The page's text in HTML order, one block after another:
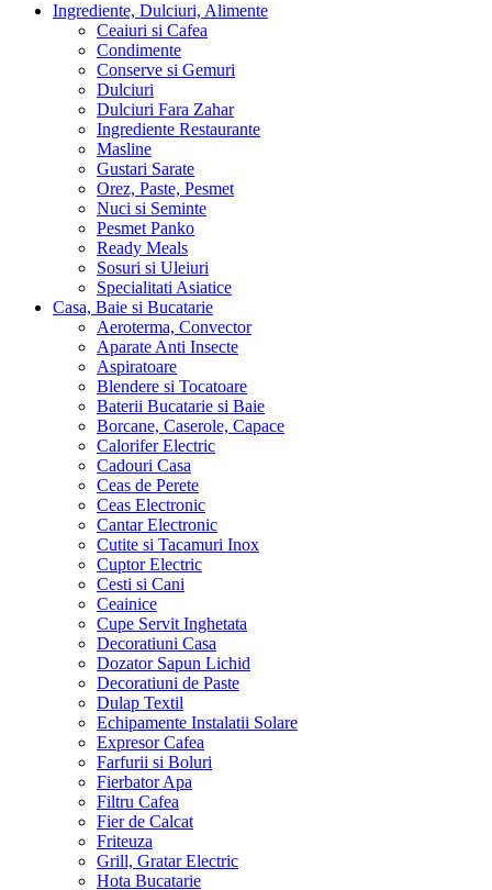
Ingrediente, Dulciuri, Alimente
Ceaiuri si Cafea
Condimente
Conserve si Gemuri
Dulciuri
Dulciuri Fara Zahar
Ingrediente Restaurante
Masline
Gustari Sarate
Orez, Paste, Pesmet
Nuci si Seminte
Pesmet Panko
Ready Meals
Sosuri si Uleiuri
Specialitati Asiatice
Casa, Baie si Bucatarie
Aeroterma, Convector
Aparate Anti Insecte
Aspiratoare
Blendere si Tocatoare
Baterii Bucatarie si Baie
Borcane, Caserole, Capace
Calorifer Electric
Cadouri Casa
Ceas de Perete
Ceas Electronic
Cantar Electronic
Cutite si Tacamuri Inox
Cuptor Electric
Cesti si Cani
Ceainice
Cupe Servit Inghetata
Decoratiuni Casa
Dozator Sapun Lichid
Decoratiuni de Paste
Dulap Textil
Echipamente Instalatii Solare
Expresor Cafea
Farfurii si Boluri
Fierbator Apa
Filtru Cafea
Fier de Calcat
Friteuza
Grill, Gratar Electric
Hota Bucatarie